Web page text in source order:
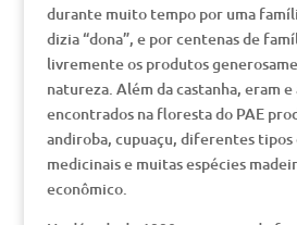
durante muito tempo por uma
dizia “dona”, e por centenas de
livremente os produtos
natureza. Além da castanha, eram
encontrados na floresta do PAE
andiroba, cupuaçu, diferentes tipos
medicinais e muitas espécies
econômico.